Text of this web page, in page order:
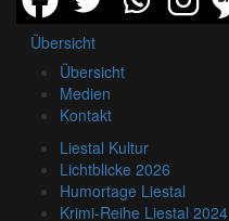
Übersicht
Übersicht
Medien
Kontakt
Liestal Kultur
Lichtblicke 2026
Humortage Liestal
Krimi-Reihe Liestal 2024